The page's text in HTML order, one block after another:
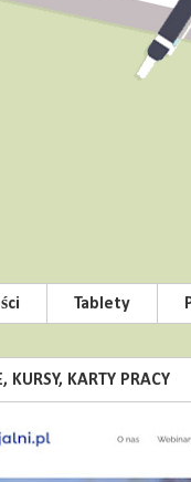
Tablety
KURSY, KARTY PRACY